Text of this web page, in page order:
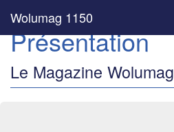
Wolumag 1150
Présentation
Le Magazine Wolumag